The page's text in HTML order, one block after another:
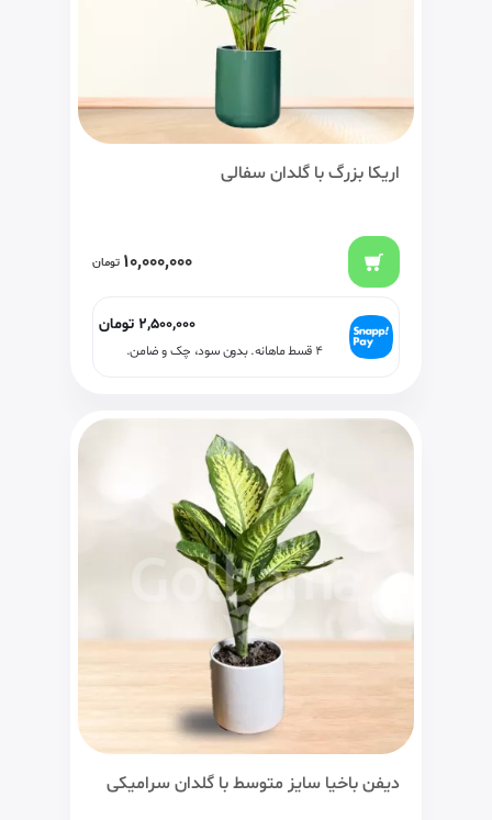
اریکا بزرگ با گلدان سفالی
10,000,000 تومان
2,500,000 تومان
۴ قسط ماهانه. بدون سود، چک و ضامن.
دیفن باخیا سایز متوسط با گلدان سرامیکی